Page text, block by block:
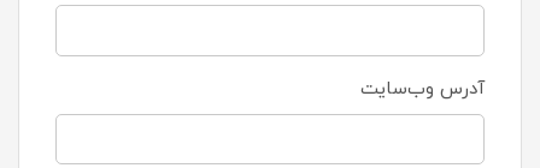
آدرس وب‌سایت